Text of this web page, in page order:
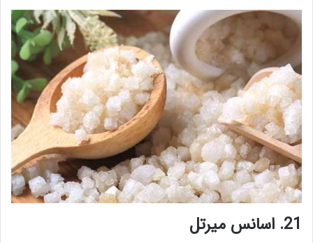
21. اسانس میرتل